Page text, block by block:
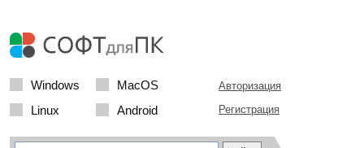
Windows
MacOS
Linux
Android
Авторизация
Регистрация